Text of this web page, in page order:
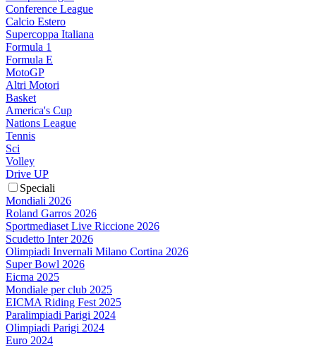
Conference League
Calcio Estero
Supercoppa Italiana
Formula 1
Formula E
MotoGP
Altri Motori
Basket
America's Cup
Nations League
Tennis
Sci
Volley
Drive UP
Speciali
Mondiali 2026
Roland Garros 2026
Sportmediaset Live Riccione 2026
Scudetto Inter 2026
Olimpiadi Invernali Milano Cortina 2026
Super Bowl 2026
Eicma 2025
Mondiale per club 2025
EICMA Riding Fest 2025
Paralimpiadi Parigi 2024
Olimpiadi Parigi 2024
Euro 2024